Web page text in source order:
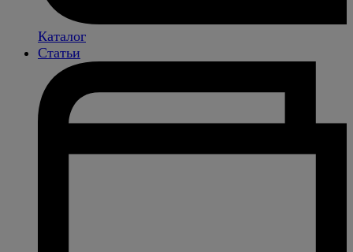
Каталог
Статьи